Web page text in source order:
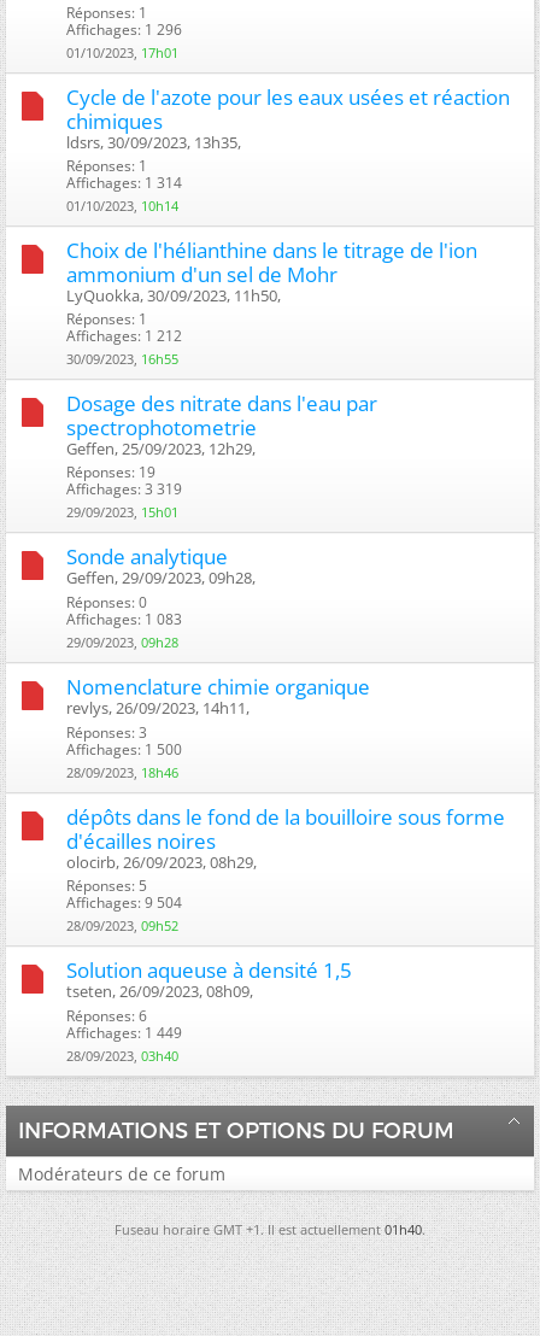
Réponses: 1
Affichages: 1 296
01/10/2023, 17h01
Cycle de l'azote pour les eaux usées et réaction
chimiques
ldsrs, 30/09/2023, 13h35, ‎
Réponses: 1
Affichages: 1 314
01/10/2023, 10h14
Choix de l'hélianthine dans le titrage de l'ion
ammonium d'un sel de Mohr
LyQuokka, 30/09/2023, 11h50, ‎
Réponses: 1
Affichages: 1 212
30/09/2023, 16h55
Dosage des nitrate dans l'eau par
spectrophotometrie
Geffen, 25/09/2023, 12h29, ‎
Réponses: 19
Affichages: 3 319
29/09/2023, 15h01
Sonde analytique
Geffen, 29/09/2023, 09h28, ‎
Réponses: 0
Affichages: 1 083
29/09/2023, 09h28
Nomenclature chimie organique
revlys, 26/09/2023, 14h11, ‎
Réponses: 3
Affichages: 1 500
28/09/2023, 18h46
dépôts dans le fond de la bouilloire sous forme
d'écailles noires
olocirb, 26/09/2023, 08h29, ‎
Réponses: 5
Affichages: 9 504
28/09/2023, 09h52
Solution aqueuse à densité 1,5
tseten, 26/09/2023, 08h09, ‎
Réponses: 6
Affichages: 1 449
28/09/2023, 03h40
INFORMATIONS ET OPTIONS DU FORUM
Modérateurs de ce forum
Fuseau horaire GMT +1. Il est actuellement01h40.